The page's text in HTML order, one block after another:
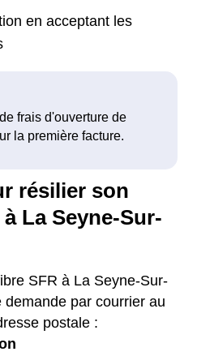
en acceptant les
résilier son
La Seyne-Sur-
SFR à La Seyne-Sur-
par courrier au
postale :